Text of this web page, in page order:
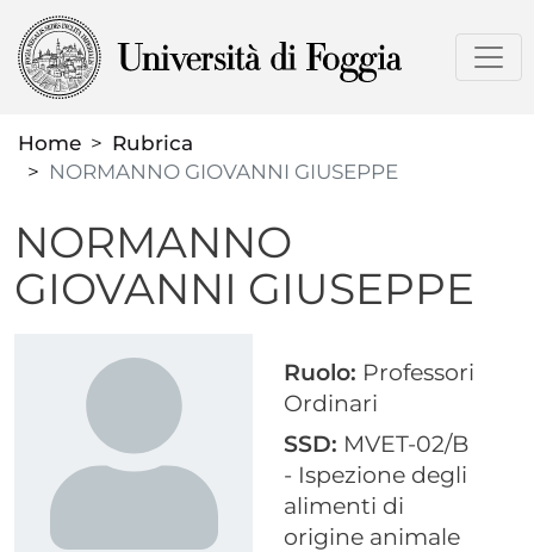
al
contenuto
Home
Rubrica
NORMANNO GIOVANNI GIUSEPPE
NORMANNO
GIOVANNI GIUSEPPE
Ruolo: Professori
Ordinari
SSD: MVET-02/B
- Ispezione degli
alimenti di
origine animale